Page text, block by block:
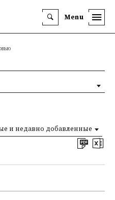
Menu
и недавно добавленные